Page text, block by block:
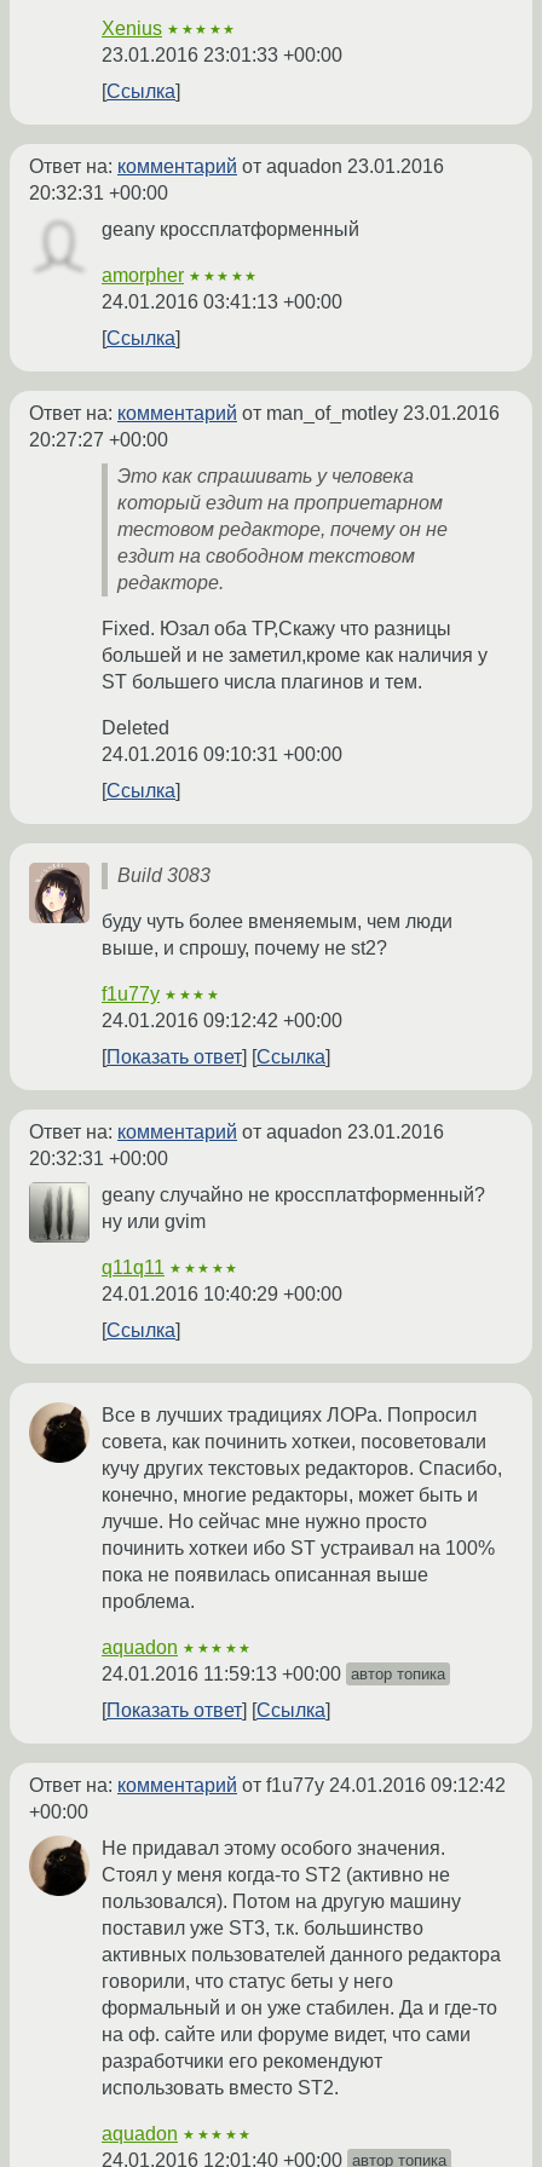
Xenius ★★★★★
23.01.2016 23:01:33 +00:00
Ссылка
Ответ на: комментарий от aquadon 23.01.2016
20:32:31 +00:00
geany кроссплатформенный
amorpher ★★★★★
24.01.2016 03:41:13 +00:00
Ссылка
Ответ на: комментарий от man_of_motley 23.01.2016
20:27:27 +00:00
Это как спрашивать у человека
который ездит на проприетарном
тестовом редакторе, почему он не
ездит на свободном текстовом
редакторе.
Fixed. Юзал оба ТР,Скажу что разницы
большей и не заметил,кроме как наличия у
ST большего числа плагинов и тем.
Deleted
24.01.2016 09:10:31 +00:00
Ссылка
Build 3083
буду чуть более вменяемым, чем люди
выше, и спрошу, почему не st2?
f1u77y ★★★★
24.01.2016 09:12:42 +00:00
Показать ответ
Ссылка
Ответ на: комментарий от aquadon 23.01.2016
20:32:31 +00:00
geany случайно не кроссплатформенный?
ну или gvim
q11q11 ★★★★★
24.01.2016 10:40:29 +00:00
Ссылка
Все в лучших традициях ЛОРа. Попросил
совета, как починить хоткеи, посоветовали
кучу других текстовых редакторов. Спасибо,
конечно, многие редакторы, может быть и
лучше. Но сейчас мне нужно просто
починить хоткеи ибо ST устраивал на 100%
пока не появилась описанная выше
проблема.
aquadon ★★★★★
24.01.2016 11:59:13 +00:00 автор топика
Показать ответ Ссылка
Ответ на: комментарий от f1u77y 24.01.2016 09:12:42
+00:00
Не придавал этому особого значения.
Стоял у меня когда-то ST2 (активно не
пользовался). Потом на другую машину
поставил уже ST3, т.к. большинство
активных пользователей данного редактора
говорили, что статус беты у него
формальный и он уже стабилен. Да и где-то
на оф. сайте или форуме видет, что сами
разработчики его рекомендуют
использовать вместо ST2.
aquadon ★★★★★
24.01.2016 12:01:40 +00:00 автор топика